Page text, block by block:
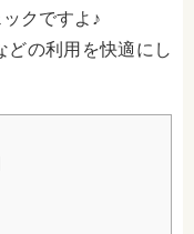
クですよ♪
どの利用を快適にし